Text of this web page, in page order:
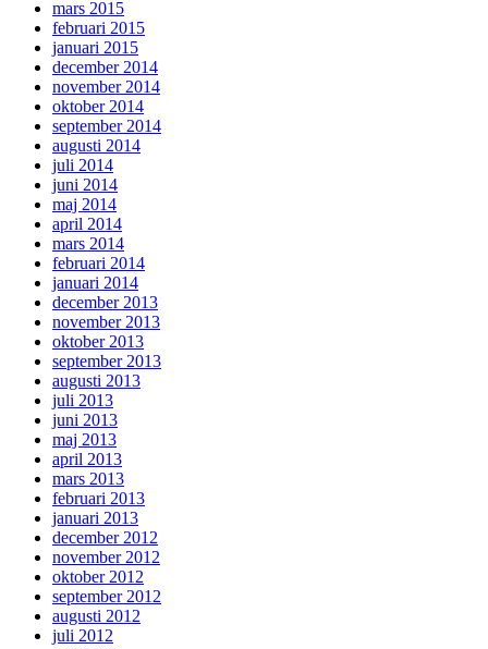
mars 2015
februari 2015
januari 2015
december 2014
november 2014
oktober 2014
september 2014
augusti 2014
juli 2014
juni 2014
maj 2014
april 2014
mars 2014
februari 2014
januari 2014
december 2013
november 2013
oktober 2013
september 2013
augusti 2013
juli 2013
juni 2013
maj 2013
april 2013
mars 2013
februari 2013
januari 2013
december 2012
november 2012
oktober 2012
september 2012
augusti 2012
juli 2012